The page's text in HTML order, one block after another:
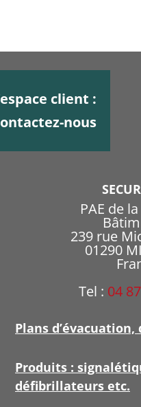
client :
nous
PAE de
239 rue
01290
Tel : 04
Plans
Produits :
défibrillateurs etc.